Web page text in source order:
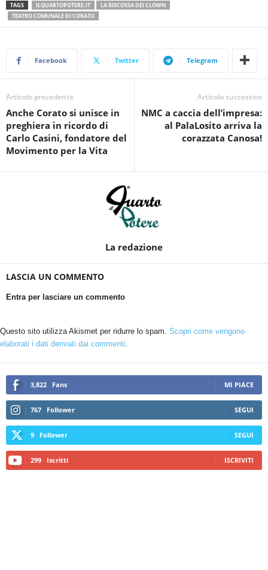
TAGS ILQUARTOPOTERE.IT
LA RISCOSSA DEI CLOWN
TEATRO COMUNALE DI CORATO
Facebook Twitter Telegram
Articolo precedente
Anche Corato si unisce in
preghiera in ricordo di
Carlo Casini, fondatore del
Movimento per la Vita
Articolo successivo
NMC a caccia dell’impresa:
al PalaLosito arriva la
corazzata Canosa!
La redazione
LASCIA UN COMMENTO
Entra per lasciare un commento
Questo sito utilizza Akismet per ridurre lo spam. Scopri come vengono
elaborati i dati derivati dai commenti.
3,822 Fans MI PIACE
767 Follower SEGUI
9 Follower SEGUI
299 Iscritti ISCRIVITI